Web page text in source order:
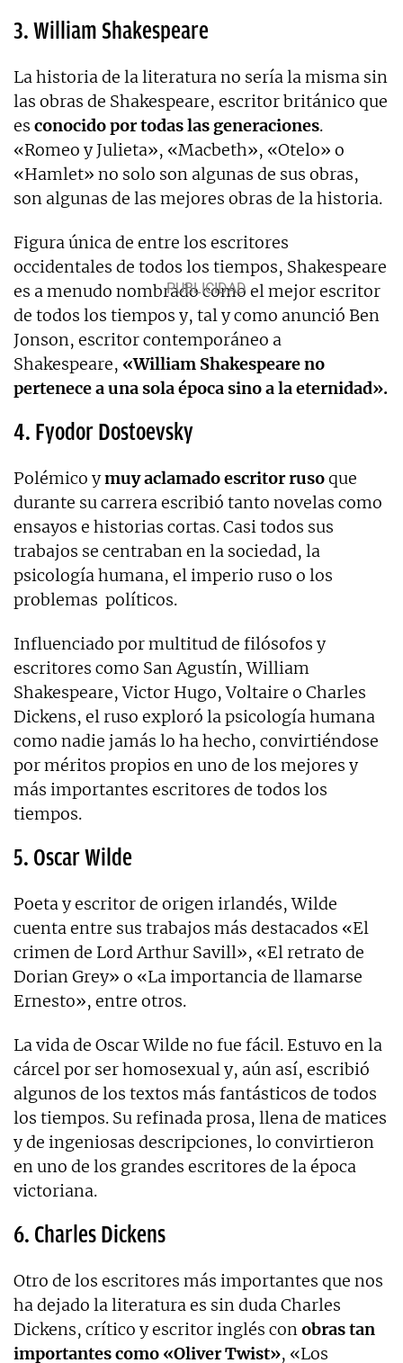
3. William Shakespeare
La historia de la literatura no sería la misma sin
las obras de Shakespeare, escritor británico que
es conocido por todas las generaciones.
«Romeo y Julieta», «Macbeth», «Otelo» o
«Hamlet» no solo son algunas de sus obras,
son algunas de las mejores obras de la historia.
Figura única de entre los escritores
occidentales de todos los tiempos, Shakespeare
es a menudo nombrado como el mejor escritor
de todos los tiempos y, tal y como anunció Ben
Jonson, escritor contemporáneo a
Shakespeare, «William Shakespeare no
pertenece a una sola época sino a la eternidad».
4. Fyodor Dostoevsky
Polémico ymuy aclamado escritor rusoque
durante su carrera escribió tanto novelas como
ensayos e historias cortas. Casi todos sus
trabajos se centraban en la sociedad, la
psicología humana, el imperio ruso o los
problemas políticos.
Influenciado por multitud de filósofos y
escritores como San Agustín, William
Shakespeare, Victor Hugo, Voltaire o Charles
Dickens, el ruso exploró la psicología humana
como nadie jamás lo ha hecho, convirtiéndose
por méritos propios en uno de los mejores y
más importantes escritores de todos los
tiempos.
5. Oscar Wilde
Poeta y escritor de origen irlandés, Wilde
cuenta entre sus trabajos más destacados «El
crimen de Lord Arthur Savill», «El retrato de
Dorian Grey» o «La importancia de llamarse
Ernesto», entre otros.
La vida de Oscar Wilde no fue fácil. Estuvo en la
cárcel por ser homosexual y, aún así, escribió
algunos de los textos más fantásticos de todos
los tiempos. Su refinada prosa, llena de matices
y de ingeniosas descripciones, lo convirtieron
en uno de los grandes escritores de la época
victoriana.
6. Charles Dickens
Otro de los escritores más importantes que nos
ha dejado la literatura es sin duda Charles
Dickens, crítico y escritor inglés conobras tan
importantes como «Oliver Twist», «Los